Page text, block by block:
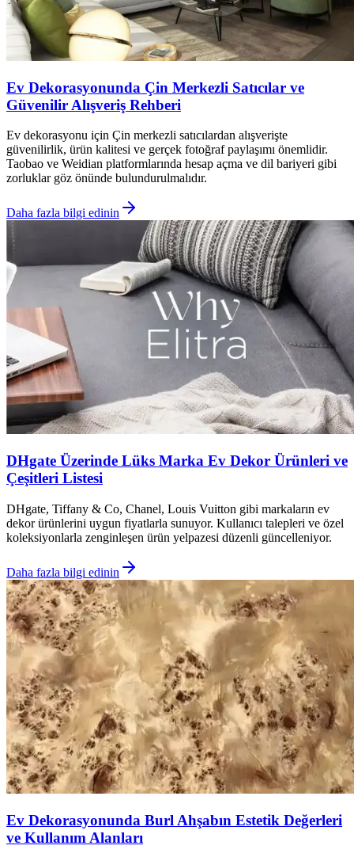
Ev Dekorasyonunda Çin Merkezli Satıcılar ve
Güvenilir Alışveriş Rehberi
Ev dekorasyonu için Çin merkezli satıcılardan alışverişte
güvenilirlik, ürün kalitesi ve gerçek fotoğraf paylaşımı önemlidir.
Taobao ve Weidian platformlarında hesap açma ve dil bariyeri gibi
zorluklar göz önünde bulundurulmalıdır.
Daha fazla bilgi edinin
DHgate Üzerinde Lüks Marka Ev Dekor Ürünleri ve
Çeşitleri Listesi
DHgate, Tiffany & Co, Chanel, Louis Vuitton gibi markaların ev
dekor ürünlerini uygun fiyatlarla sunuyor. Kullanıcı talepleri ve özel
koleksiyonlarla zenginleşen ürün yelpazesi düzenli güncelleniyor.
Daha fazla bilgi edinin
Ev Dekorasyonunda Burl Ahşabın Estetik Değerleri
ve Kullanım Alanları